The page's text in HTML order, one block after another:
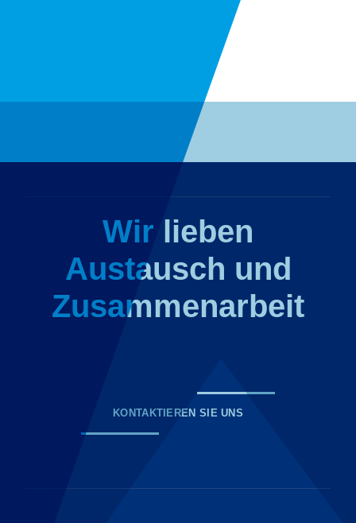
Wir lieben
Austausch und
Zusammenarbeit
KONTAKTIEREN SIE UNS